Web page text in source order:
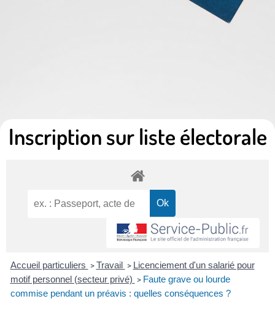
Inscription sur liste électorale
Accueil particuliers > Travail > Licenciement d'un salarié pour
motif personnel (secteur privé) > Faute grave ou lourde
commise pendant un préavis : quelles conséquences ?